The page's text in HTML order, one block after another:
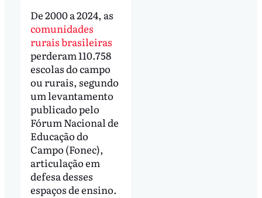
De 2000 a 2024, as
comunidades
rurais brasileiras
perderam 110.758
escolas do campo
ou rurais, segundo
um levantamento
publicado pelo
Fórum Nacional de
Educação do
Campo (Fonec),
articulação em
defesa desses
espaços de ensino.